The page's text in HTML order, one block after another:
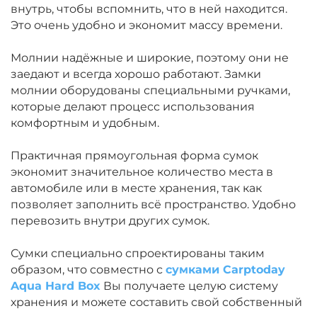
внутрь, чтобы вспомнить, что в ней находится.
Это очень удобно и экономит массу времени.
Молнии надёжные и широкие, поэтому они не
заедают и всегда хорошо работают. Замки
молнии оборудованы специальными ручками,
которые делают процесс использования
комфортным и удобным.
Практичная прямоугольная форма сумок
экономит значительное количество места в
автомобиле или в месте хранения, так как
позволяет заполнить всё пространство. Удобно
перевозить внутри других сумок.
Сумки специально спроектированы таким
образом, что совместно с сумками Carptoday
Aqua Hard Box Вы получаете целую систему
хранения и можете составить свой собственный